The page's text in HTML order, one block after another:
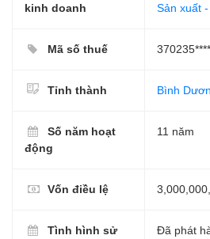
kinh doanh
Sản xuất
Mã số thuế 370235****
Tỉnh thành Bình
Số năm hoạt
động
11 năm
Vốn điều lệ
Tình hình sử
Đã phát